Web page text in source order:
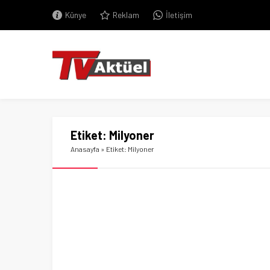
Künye Reklam İletişim
Etiket: Milyoner
Anasayfa » Etiket: Milyoner